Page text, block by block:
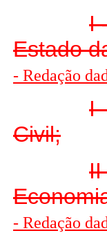
I
Estado
- Redação
I
Civil;
II
- Redação